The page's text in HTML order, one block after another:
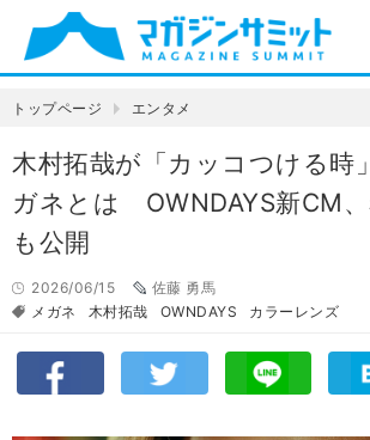
トップページ エンタメ
木村拓哉が「カッコつける時
ガネとは OWNDAYS新CM
も公開
2026/06/15
佐藤 勇馬
メガネ
木村拓哉 OWNDAYS カラーレンズ